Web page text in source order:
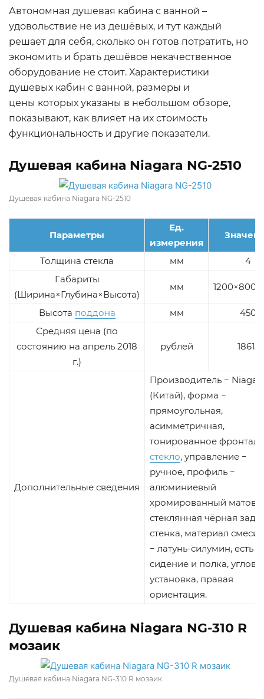
Автономная душевая кабина с ванной –
удовольствие не из дешёвых, и тут каждый
решает для себя, сколько он готов потратить, но
экономить и брать дешёвое некачественное
оборудование не стоит. Характеристики
душевых кабин с ванной, размеры и
цены которых указаны в небольшом обзоре,
показывают, как влияет на их стоимость
функциональность и другие показатели.
Душевая кабина Niagara NG-2510
Душевая кабина Niagara NG-2510
Параметры
Ед.
измерения
Толщина стекла мм
4
Габариты
(Ширина×Глубина×Высота)
мм
Высота поддона мм
450
Средняя цена (по
состоянию на апрель 2018
г.)
рублей 18613
Дополнительные сведения
Производитель −
(Китай), форма −
прямоугольная,
асимметричная,
тонированное
стекло, управление −
ручное, профиль −
алюминиевый
хромированный
стеклянная чёрная
стенка, материал
− латунь-силумин, есть
сидение и полка,
установка, правая
ориентация.
Душевая кабина Niagara NG-310 R
мозаик
Душевая кабина Niagara NG-310 R мозаик